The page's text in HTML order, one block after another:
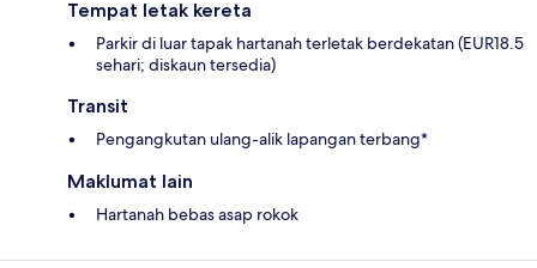
Tempat letak kereta
Parkir di luar tapak hartanah terletak berdekatan (EUR18.5
sehari; diskaun tersedia)
Transit
Pengangkutan ulang-alik lapangan terbang*
Maklumat lain
Hartanah bebas asap rokok